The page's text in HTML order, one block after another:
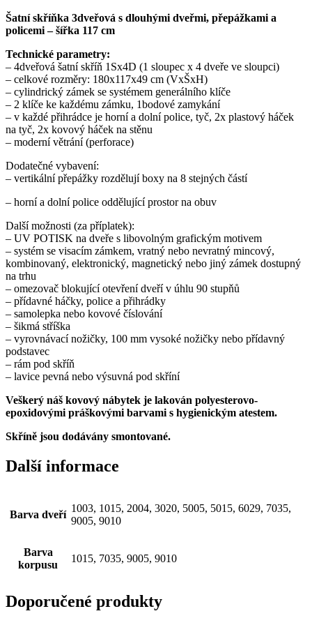
Šatní skříňka 3dveřová s dlouhými dveřmi, přepážkami a
policemi – šířka 117 cm
Technické parametry:
– 4dveřová šatní skříň 1Sx4D (1 sloupec x 4 dveře ve sloupci)
– celkové rozměry: 180x117x49 cm (VxŠxH)
– cylindrický zámek se systémem generálního klíče
– 2 klíče ke každému zámku, 1bodové zamykání
– v každé přihrádce je horní a dolní police, tyč, 2x plastový háček
na tyč, 2x kovový háček na stěnu
– moderní větrání (perforace)
Dodatečné vybavení:
– vertikální přepážky rozdělují boxy na 8 stejných částí
– horní a dolní police oddělující prostor na obuv
Další možnosti (za příplatek):
– UV POTISK na dveře s libovolným grafickým motivem
– systém se visacím zámkem, vratný nebo nevratný mincový,
kombinovaný, elektronický, magnetický nebo jiný zámek dostupný
na trhu
– omezovač blokující otevření dveří v úhlu 90 stupňů
– přídavné háčky, police a přihrádky
– samolepka nebo kovové číslování
– šikmá stříška
– vyrovnávací nožičky, 100 mm vysoké nožičky nebo přídavný
podstavec
– rám pod skříň
– lavice pevná nebo výsuvná pod skříní
Veškerý náš kovový nábytek je lakován polyesterovo-
epoxidovými práškovými barvami s hygienickým atestem.
Skříně jsou dodávány smontované.
Další informace
Barva dveří
1003, 1015, 2004, 3020, 5005, 5015, 6029, 7035,
9005, 9010
Barva
korpusu
1015, 7035, 9005, 9010
Doporučené produkty